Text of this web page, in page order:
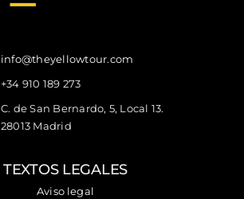
info@theyellowtour.com
+34 910 189 273
C. de San Bernardo, 5, Local 13.
28013 Madrid
TEXTOS LEGALES
Aviso legal